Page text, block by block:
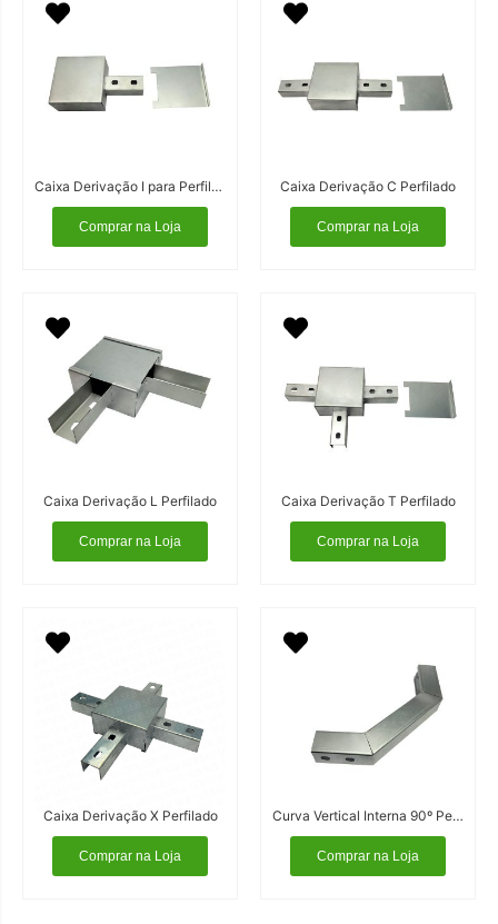
Caixa Derivação I para Perfilado
Comprar na Loja
Caixa Derivação C Perfilado
Comprar na Loja
Caixa Derivação L Perfilado
Comprar na Loja
Caixa Derivação T Perfilado
Comprar na Loja
Caixa Derivação X Perfilado
Comprar na Loja
Curva Vertical Interna 90º Perfilado
Comprar na Loja